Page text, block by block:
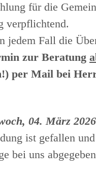
für die
verpflichtend.
jedem Fall die
zur Beratung
per Mail bei
04. März 2026
ist gefallen
bei uns